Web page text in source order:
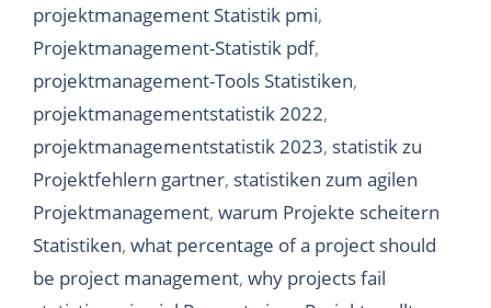
projektmanagement Statistik pmi,
Projektmanagement-Statistik pdf,
projektmanagement-Tools Statistiken,
projektmanagementstatistik 2022,
projektmanagementstatistik 2023, statistik zu
Projektfehlern gartner, statistiken zum agilen
Projektmanagement, warum Projekte scheitern
Statistiken, what percentage of a project should
be project management, why projects fail